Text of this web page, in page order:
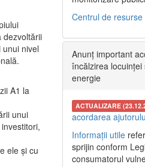
dezvoltării
nivel
A1 la
unui
ele şi cu
Centrul de resurse
Anunț important
încălzirea
energie
ACTUALIZARE
acordarea
Informații utile
sprijin conform
consumatorul